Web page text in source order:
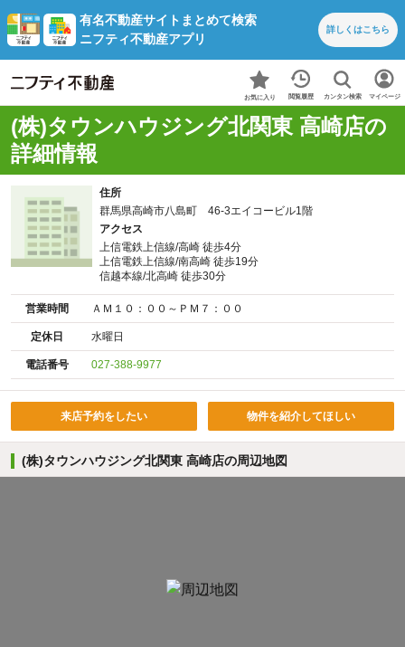
有名不動産サイトまとめて検索
ニフティ不動産アプリ
詳しくはこちら
お気に入り 閲覧履歴 カンタン検索 マイページ
(株)タウンハウジング北関東 高崎店の
詳細情報
住所
群馬県高崎市八島町 46-3エイコービル1階
アクセス
上信電鉄上信線/高崎 徒歩4分
上信電鉄上信線/南高崎 徒歩19分
信越本線/北高崎 徒歩30分
営業時間 ＡＭ１０：００～ＰＭ７：００
定休日 水曜日
電話番号 027-388-9977
来店予約をしたい 物件を紹介してほしい
(株)タウンハウジング北関東 高崎店の周辺地図